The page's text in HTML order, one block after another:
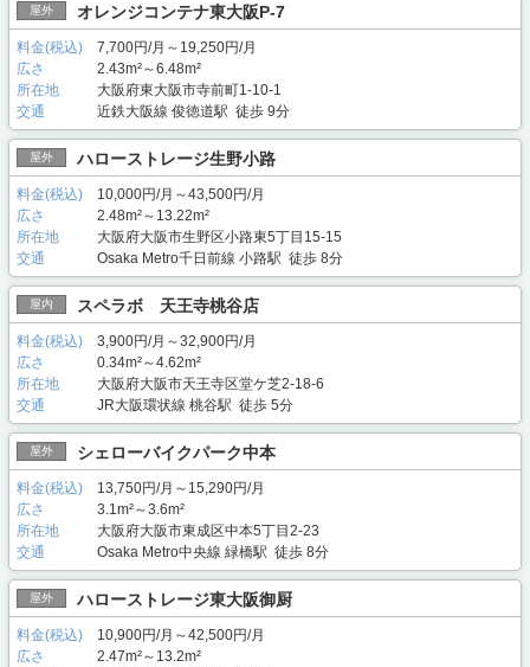
屋外 オレンジコンテナ東大阪P-7
料金(税込)
7,700円/月～19,250円/月
広さ
2.43m²～6.48m²
所在地
大阪府東大阪市寺前町1-10-1
交通
近鉄大阪線 俊徳道駅 徒歩 9分
屋外 ハローストレージ生野小路
料金(税込)
10,000円/月～43,500円/月
広さ
2.48m²～13.22m²
所在地
大阪府大阪市生野区小路東5丁目15-15
交通
Osaka Metro千日前線 小路駅 徒歩 8分
屋内 スペラボ 天王寺桃谷店
料金(税込)
3,900円/月～32,900円/月
広さ
0.34m²～4.62m²
所在地
大阪府大阪市天王寺区堂ケ芝2-18-6
交通
JR大阪環状線 桃谷駅 徒歩 5分
屋外 シェローバイクパーク中本
料金(税込)
13,750円/月～15,290円/月
広さ
3.1m²～3.6m²
所在地
大阪府大阪市東成区中本5丁目2-23
交通
Osaka Metro中央線 緑橋駅 徒歩 8分
屋外 ハローストレージ東大阪御厨
料金(税込)
10,900円/月～42,500円/月
広さ
2.47m²～13.2m²